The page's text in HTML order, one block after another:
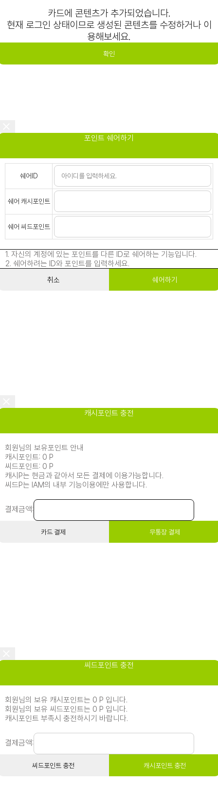
카드에 콘텐츠가 추가되었습니다.
현재 로그인 상태이므로 생성된 콘텐츠를 수정하거나 이
용해보세요.
확인
포인트 쉐어하기
쉐어ID
쉐어 캐시포인트
쉐어 씨드포인트
1. 자신의 계정에 있는 포인트를 다른 ID로 쉐어하는 기능입니다.
2. 쉐어하려는 ID와 포인트를 입력하세요.
취소 쉐어하기
캐시포인트 충전
회원님의 보유포인트 안내
캐시포인트: 0 P
씨드포인트: 0 P
캐시P는 현금과 같아서 모든 결제에 이용가능합니다.
씨드P는 IAM의 내부 기능이용에만 사용합니다.
결제금액:
카드 결제 무통장 결제
씨드포인트 충전
회원님의 보유 캐시포인트는 0 P 입니다.
회원님의 보유 씨드포인트는 0 P 입니다.
캐시포인트 부족시 충전하시기 바랍니다.
결제금액:
씨드포인트 충전 캐시포인트 충전